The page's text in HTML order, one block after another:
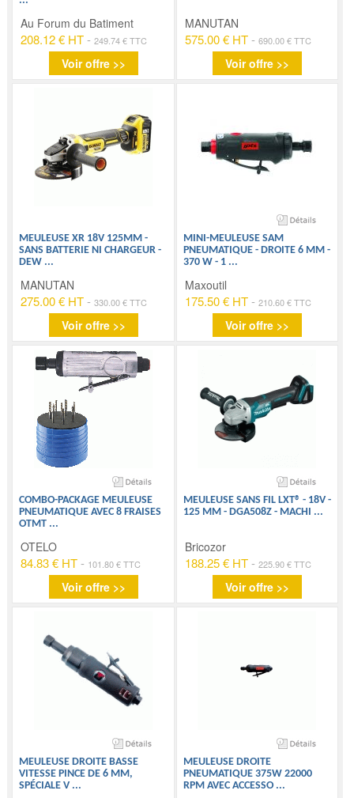
Au Forum du Batiment
208.12 € HT -249.74 € TTC
Voir offre >>
MANUTAN
575.00 € HT- 690.00 € TTC
Voir offre >>
MEULEUSE XR 18V 125MM -
SANS BATTERIE NI CHARGEUR -
DEW ...
MANUTAN
275.00 € HT -330.00 € TTC
Voir offre >>
MINI-MEULEUSE SAM
PNEUMATIQUE - DROITE 6 MM -
370 W - 1 ...
Maxoutil
175.50 € HT- 210.60 € TTC
Voir offre >>
COMBO-PACKAGE MEULEUSE
PNEUMATIQUE AVEC 8 FRAISES
OTMT ...
OTELO
84.83 € HT - 101.80 € TTC
Voir offre >>
MEULEUSE SANS FIL LXT® - 18V -
125 MM - DGA508Z - MACHI ...
Bricozor
188.25 € HT- 225.90 € TTC
Voir offre >>
MEULEUSE DROITE BASSE
VITESSE PINCE DE 6 MM,
SPÉCIALE V ...
MEULEUSE DROITE
PNEUMATIQUE 375W 22000
RPM AVEC ACCESSO ...